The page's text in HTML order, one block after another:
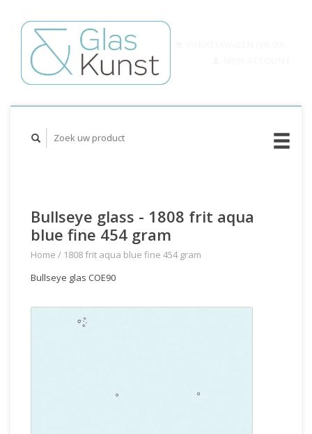
Bullseye glass - 1808 frit aqua
blue fine 454 gram
Home / 1808 frit aqua blue fine 454 gram
Bullseye glas COE90